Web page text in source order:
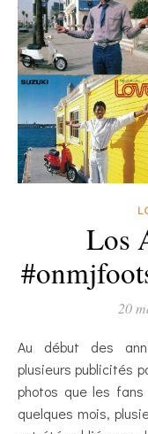
Los
20
Au début des années 80, Michael Jackson réalise
plusieurs publicités
photos que les
quelques mois,